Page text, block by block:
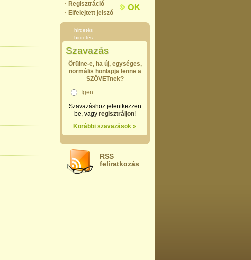
· Regisztráció
· Elfelejtett jelszó
hirdetés
hirdetés
Szavazás
Örülne-e, ha új, egységes,
normális honlapja lenne a
SZÖVETnek?
Igen.
Szavazáshoz jelentkezzen
be, vagy regisztráljon!
Korábbi szavazások »
RSS
feliratkozás